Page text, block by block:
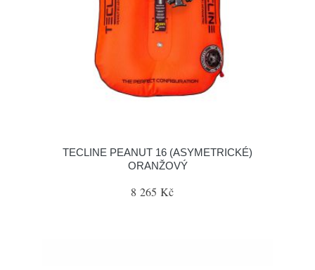
TECLINE PEANUT 16 (ASYMETRICKÉ)
ORANŽOVÝ
8 265 Kč